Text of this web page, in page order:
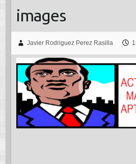
images
Javier Rodriguez Perez Rasilla